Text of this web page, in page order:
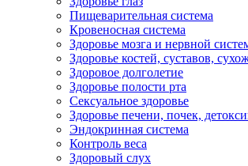
Пищеварительная система
Кровеносная система
Здоровье мозга и нервной
Здоровье костей, суставов,
Здоровое долголетие
Здоровье полости рта
Сексуальное здоровье
Здоровье печени, почек,
Эндокринная система
Контроль веса
Здоровый слух